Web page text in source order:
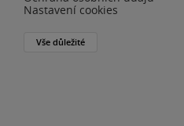
Nastavení cookies
Vše důležité